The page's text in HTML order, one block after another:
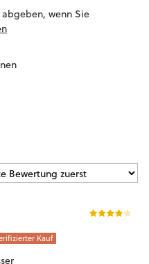
wenn Sie
Kauf